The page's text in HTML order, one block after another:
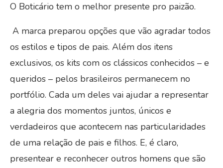
O Boticário tem o melhor presente pro paizão.
A marca preparou opções que vão agradar todos
os estilos e tipos de pais. Além dos itens
exclusivos, os kits com os clássicos conhecidos – e
queridos – pelos brasileiros permanecem no
portfólio. Cada um deles vai ajudar a representar
a alegria dos momentos juntos, únicos e
verdadeiros que acontecem nas particularidades
de uma relação de pais e filhos. E, é claro,
presentear e reconhecer outros homens que são